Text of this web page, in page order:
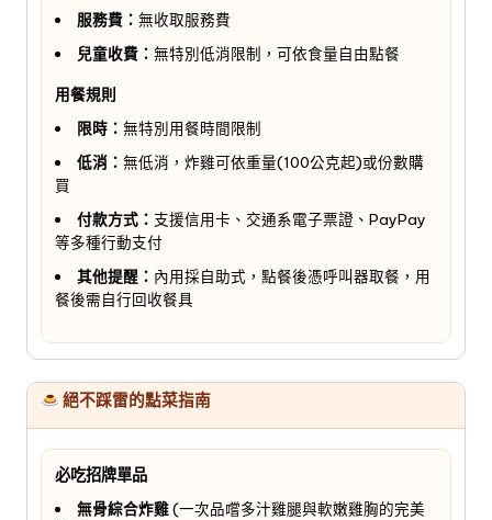
服務費： 無收取服務費
兒童收費： 無特別低消限制，可依食量自由點餐
用餐規則
限時： 無特別用餐時間限制
低消： 無低消，炸雞可依重量(100公克起)或份數購
買
付款方式： 支援信用卡、交通系電子票證、PayPay
等多種行動支付
其他提醒： 內用採自助式，點餐後憑呼叫器取餐，用
餐後需自行回收餐具
絕不踩雷的點菜指南
必吃招牌單品
無骨綜合炸雞(一次品嚐多汁雞腿與軟嫩雞胸的完美